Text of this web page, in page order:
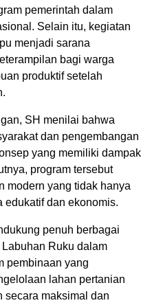
pemerintah dalam
Selain itu, kegiatan
menjadi sarana
bagi warga
produktif setelah
SH menilai bahwa
dan pengembangan
yang memiliki dampak
program tersebut
modern yang tidak hanya
edukatif dan ekonomis.
penuh berbagai
Ruku dalam
pembinaan yang
lahan pertanian
secara maksimal dan